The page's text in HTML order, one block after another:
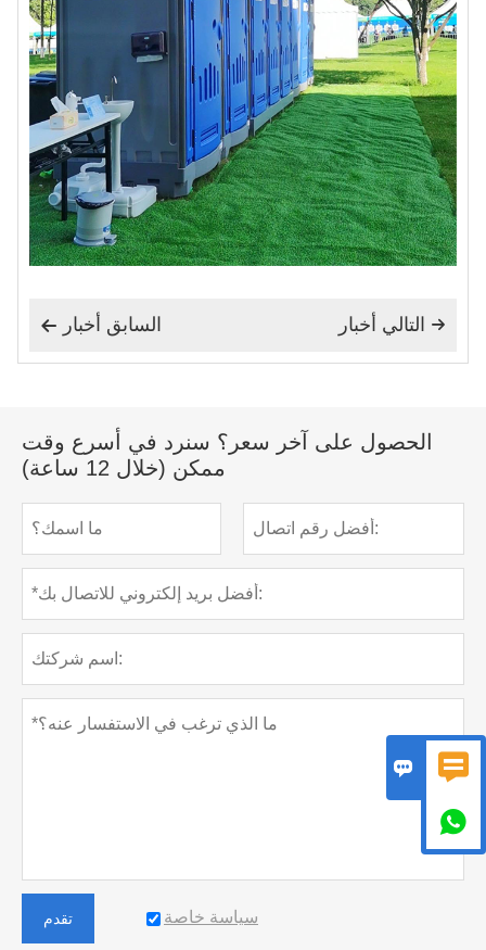
 السابق أخبار  التالي أخبار
الحصول على آخر سعر؟ سنرد في أسرع وقت
ممكن (خلال 12 ساعة)
تقدم سياسة خاصة
 
